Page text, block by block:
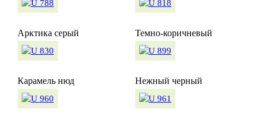
Арктика серый Темно-коричневый
Карамель нюд Нежный черный